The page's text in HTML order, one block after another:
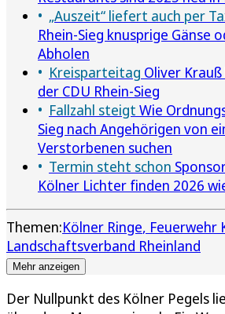
„Auszeit“ liefert auch per
Rhein-Sieg knusprige Gänse
Abholen
Kreisparteitag Oliver
der CDU Rhein-Sieg
Fallzahl steigt Wie
Sieg nach Angehörigen von
Verstorbenen suchen
Termin steht schon
Kölner Lichter finden 2026
Themen:Kölner Ringe Feuerwehr
Landschaftsverband Rheinland
Mehr anzeigen
Der Nullpunkt des Kölner Pegels